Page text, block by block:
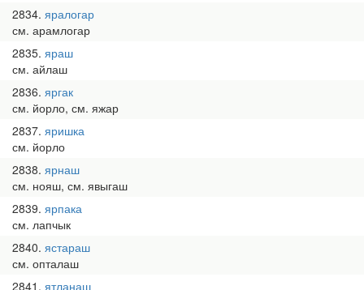
2834 яралогар
см. арамлогар
2835 яраш
см. айлаш
2836 яргак
см. йорло, см. яжар
2837 яришка
см. йорло
2838 ярнаш
см. нояш, см. явыгаш
2839 ярпака
см. лапчык
2840 ястараш
см. опталаш
2841 ятланаш